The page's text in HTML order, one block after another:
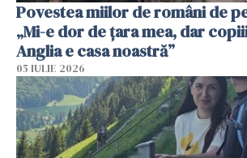
Povestea miilor de români de
„Mi-e dor de țara mea, dar
Anglia e casa noastră”
05 IULIE 2026